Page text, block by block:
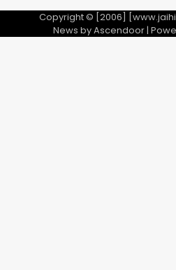
Copyright © [2006]
News byAscendoor|